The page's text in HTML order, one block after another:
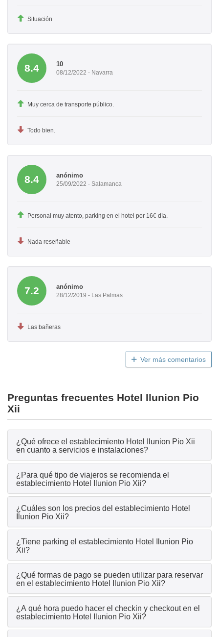
Situación
8.4 10
08/12/2022 - Navarra
Muy cerca de transporte público.
Todo bien.
8.4 anónimo
25/09/2022 - Salamanca
Personal muy atento, parking en el hotel por 16€ día.
Nada reseñable
7.2 anónimo
28/12/2019 - Las Palmas
Las bañeras
Ver más comentarios
Preguntas frecuentes Hotel Ilunion Pio
Xii
¿Qué ofrece el establecimiento Hotel Ilunion Pio Xii
en cuanto a servicios e instalaciones?
¿Para qué tipo de viajeros se recomienda el
establecimiento Hotel Ilunion Pio Xii?
¿Cuáles son los precios del establecimiento Hotel
Ilunion Pio Xii?
¿Tiene parking el establecimiento Hotel Ilunion Pio
Xii?
¿Qué formas de pago se pueden utilizar para reservar
en el establecimiento Hotel Ilunion Pio Xii?
¿A qué hora puedo hacer el checkin y checkout en el
establecimiento Hotel Ilunion Pio Xii?